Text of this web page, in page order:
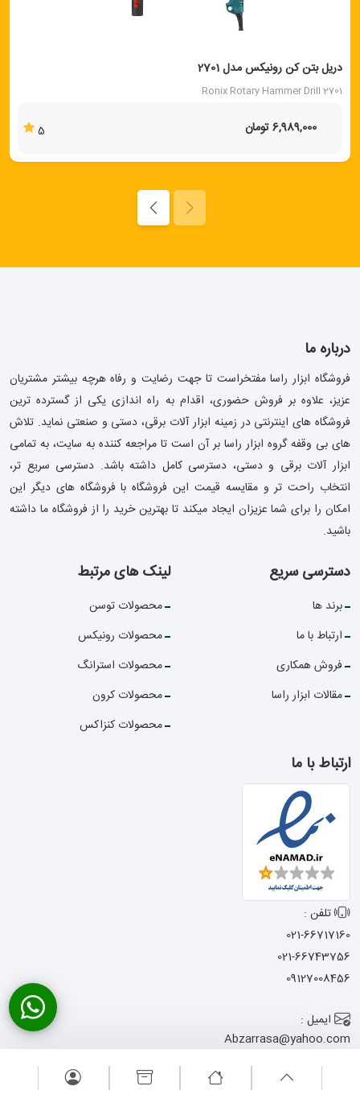
دریل بتن کن رونیکس مدل 2701
Ronix Rotary Hammer Drill 2701
6,989,000 تومان 5
درباره ما
فروشگاه ابزار راسا مفتخراست تا جهت رضایت و رفاه هرچه بیشتر مشتریان
عزیز، علاوه بر فروش حضوری، اقدام به راه اندازی یکی از گسترده ترین
فروشگاه های اینترنتی در زمینه ابزار آلات برقی، دستی و صنعتی نماید. تلاش
های بی وقفه گروه ابزار راسا بر آن است تا مراجعه کننده به سایت، به تمامی
ابزار آلات برقی و دستی، دسترسی کامل داشته باشد. دسترسی سریع تر،
انتخاب راحت تر و مقایسه قیمت این فروشگاه با فروشگاه های دیگر این
امکان را برای شما عزیزان ایجاد میکند تا بهترین خرید را از فروشگاه ما داشته
باشید.
دسترسی سریع
برند ها
ارتباط با ما
فروش همکاری
مقالات ابزار راسا
لینک های مرتبط
محصولات توسن
محصولات رونیکس
محصولات استرانگ
محصولات کرون
محصولات کنزاکس
ارتباط با ما
تلفن :
021-66717160
021-66743756
09127008456
ایمیل :
Abzarrasa@yahoo.com
آدرس :
تهران - خیابان امام
خمینی - نرسیده به میدان حسن آباد